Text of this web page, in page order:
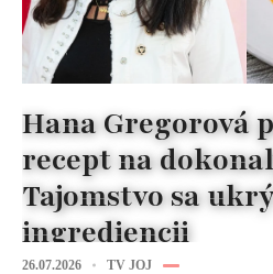
Hana Gregorová
recept na
Tajomstvo sa
ingrediencii
26.07.2026 TV JOJ